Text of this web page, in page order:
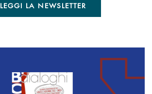
LEGGI LA NEWSLETTER